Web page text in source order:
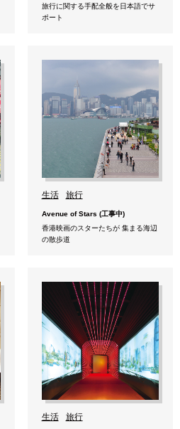
旅行に関する手配全般を日本語でサ
ポート
生活 旅行
Avenue of Stars (工事中)
香港映画のスターたちが 集まる海辺
の散歩道
生活 旅行